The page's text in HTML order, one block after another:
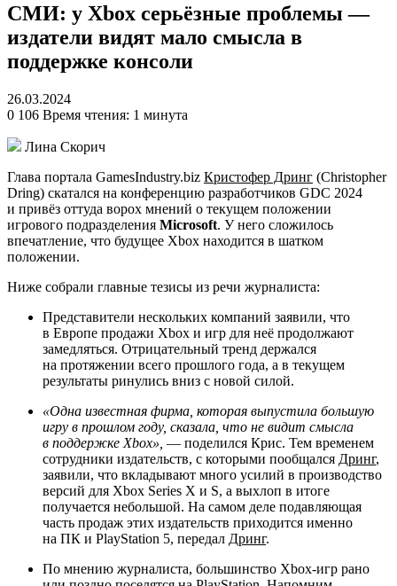
СМИ: у Xbox серьёзные проблемы —
издатели видят мало смысла в
поддержке консоли
26.03.2024
0 106 Время чтения: 1 минута
Лина Скорич
Глава портала GamesIndustry.biz Кристофер Дринг (Christopher
Dring) скатался на конференцию разработчиков GDC 2024
и привёз оттуда ворох мнений о текущем положении
игрового подразделения Microsoft. У него сложилось
впечатление, что будущее Xbox находится в шатком
положении.
Ниже собрали главные тезисы из речи журналиста:
Представители нескольких компаний заявили, что
в Европе продажи Xbox и игр для неё продолжают
замедляться. Отрицательный тренд держался
на протяжении всего прошлого года, а в текущем
результаты ринулись вниз с новой силой.
«Одна известная фирма, которая выпустила большую
игру в прошлом году, сказала, что не видит смысла
в поддержке Xbox», — поделился Крис. Тем временем
сотрудники издательств, с которыми пообщался Дринг,
заявили, что вкладывают много усилий в производство
версий для Xbox Series X и S, а выхлоп в итоге
получается небольшой. На самом деле подавляющая
часть продаж этих издательств приходится именно
на ПК и PlayStation 5, передал Дринг.
По мнению журналиста, большинство Xbox-игр рано